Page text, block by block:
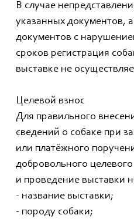
В случае
указанных документов,
документов с
сроков регистрация
выставке не
Целевой взнос
Для правильного
сведений о собаке при
или платёжного
добровольного
и проведение выставки
- название выставки;
- породу собаки;